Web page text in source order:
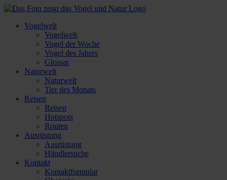
Vogelwelt
Vogelwelt
Vogel der Woche
Vogel des Jahres
Glossar
Naturwelt
Naturwelt
Tier des Monats
Reisen
Reisen
Hotspots
Routen
Ausrüstung
Ausrüstung
Händlersuche
Kontakt
Kontaktformular